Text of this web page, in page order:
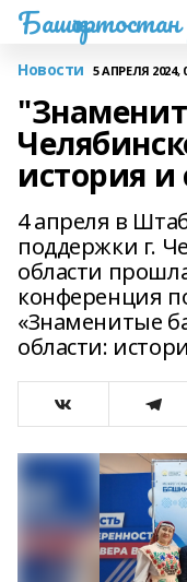
Новости 5 АПРЕЛЯ 2024,
история и
4 апреля в
поддержки г.
области
конференция
«Знаменитые
области: